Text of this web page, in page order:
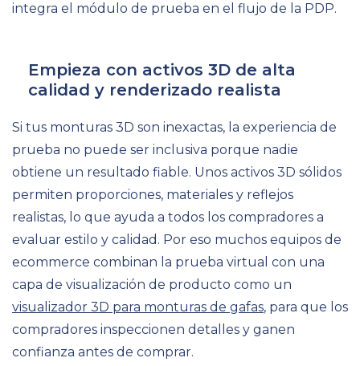
integra el módulo de prueba en el flujo de la PDP.
Empieza con activos 3D de alta
calidad y renderizado realista
Si tus monturas 3D son inexactas, la experiencia de
prueba no puede ser inclusiva porque nadie
obtiene un resultado fiable. Unos activos 3D sólidos
permiten proporciones, materiales y reflejos
realistas, lo que ayuda a todos los compradores a
evaluar estilo y calidad. Por eso muchos equipos de
ecommerce combinan la prueba virtual con una
capa de visualización de producto como un
visualizador 3D para monturas de gafas, para que los
compradores inspeccionen detalles y ganen
confianza antes de comprar.